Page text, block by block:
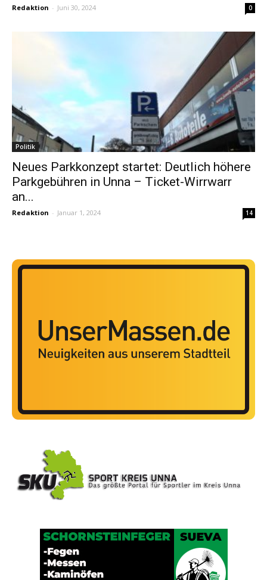
Redaktion - Juni 30, 2024 0
Politik
Neues Parkkonzept startet: Deutlich höhere
Parkgebühren in Unna – Ticket-Wirrwarr
an...
Redaktion - Januar 1, 2024 14